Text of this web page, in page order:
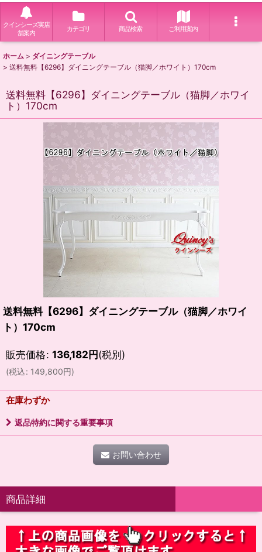
クインシーズ実店
舗案内
カテゴリ 商品検索 ご利用案内
ホーム > ダイニングテーブル
> 送料無料【6296】ダイニングテーブル（猫脚／ホワイト）170cm
送料無料【6296】ダイニングテーブル（猫脚／ホワイ
ト）170cm
送料無料【6296】ダイニングテーブル（猫脚／ホワイ
ト）170cm
販売価格: 136,182円(税別)
(税込: 149,800円)
在庫わずか
返品特約に関する重要事項
お問い合わせ
商品詳細